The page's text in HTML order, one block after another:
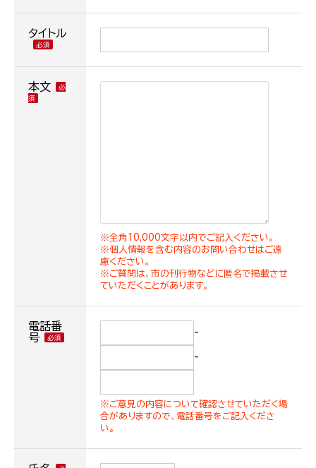
タイトル
本文
※全角10,000文字以内でご記入ください。
※個人情報を含む内容のお問い合わせはご遠
慮ください。
※ご質問は、市の刊行物などに匿名で掲載させ
ていただくことがあります。
電話番
号
-
-
※ご意見の内容について確認させていただく場
合がありますので、電話番号をご記入くださ
い。